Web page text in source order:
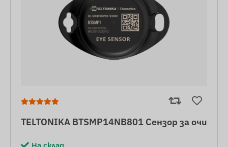
TELTONIKA BTSMP14NB801 Сензор за очи
На склад